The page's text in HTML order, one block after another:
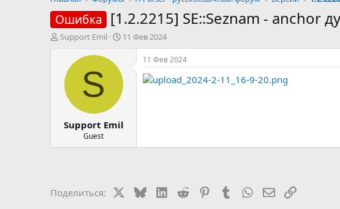
Ошибка [1.2.2215] SE::Seznam - anchor
А
ы
Support Emil
Д
н
а
л
11 Фев 2024
S
Support Emil
Guest
11 Фев 2024
Поделиться: BlueskyLinkedIn
Reddit PinterestTumblrWhatsAppЭлектронная
Ссылка